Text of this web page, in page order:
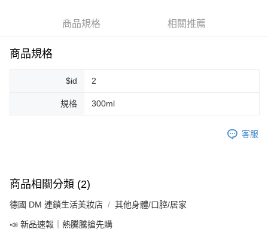
悠遊付
全家純取貨 (先付款
每筆NT$80，滿NT$999(含以上)免運費
7-11取貨付款
商品規格 相關推薦
商品規格
$id 2
規格 300ml
客服
商品相關分類 (2)
德國 DM 連鎖生活美妝店 其他身體/口腔/居家
📣 新品速報｜熱騰騰搶先購